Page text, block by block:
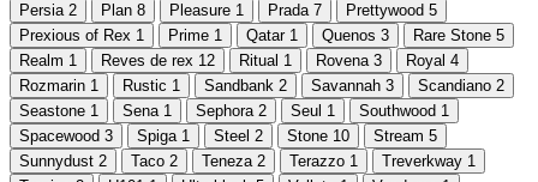
Persia 2 Plan 8 Pleasure 1 Prada 7 Prettywood 5
Prexious of Rex 1 Prime 1 Qatar 1 Quenos 3 Rare Stone 5
Realm 1 Reves de rex 12 Ritual 1 Rovena 3 Royal 4
Rozmarin 1 Rustic 1 Sandbank 2 Savannah 3 Scandiano 2
Seastone 1 Sena 1 Sephora 2 Seul 1 Southwood 1
Spacewood 3 Spiga 1 Steel 2 Stone 10 Stream 5
Sunnydust 2 Taco 2 Teneza 2 Terazzo 1 Treverkway 1